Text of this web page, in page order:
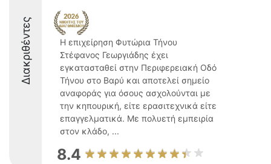
Διακριθέντες
Η επιχείρηση Φυτώρια Τήνου
Στέφανος Γεωργιάδης έχει
εγκατασταθεί στην Περιφερειακή Οδό
Τήνου στο Βαρύ και αποτελεί σημείο
αναφοράς για όσους ασχολούνται με
την κηπουρική, είτε ερασιτεχνικά είτε
επαγγελματικά. Με πολυετή εμπειρία
στον κλάδο, ...
8.4